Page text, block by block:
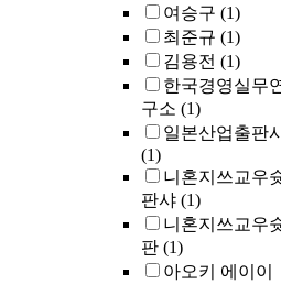
여승구 (1)
최준규 (1)
김용전 (1)
한국경영실무
구소 (1)
일본산업출판
(1)
니혼지쓰교우
판샤 (1)
니혼지쓰교우
판 (1)
아오키 에이이